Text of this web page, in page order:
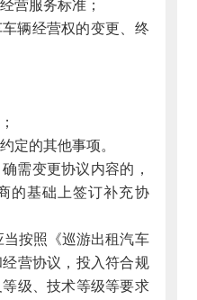
营服务标准；
车辆经营权的变更、终
定的其他事项。
需变更协议内容的，
的基础上签订补充协
按照《巡游出租汽车
营协议，投入符合规
级、技术等级等要求